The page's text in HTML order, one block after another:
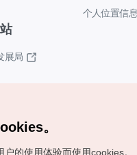
个人位置信
展局
。
户的使用体验而使用cookies。